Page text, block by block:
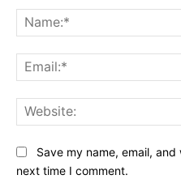
Save my name, email,
next time I comment.